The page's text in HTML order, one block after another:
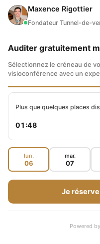
Prudence sur
quand vous
MES
RÉUSSIR
Vous venez de voir
éviter les ETF à
pour vos
financiers.
Pour sécuriser
méthode qui
Maxence Rigottier
Fondateur Tunnel-de-
Auditer gratuitement
Sélectionnez le créneau de
visioconférence avec un
Plus que quelques places
01:47
lun.
06
mar.
07
Je
Powered by